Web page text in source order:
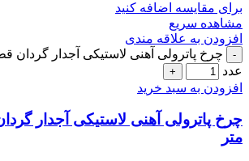
برای مقایسه اضافه کنید
مشاهده سریع
افزودن به علاقه مندی
عدد
افزودن به سبد خرید
متر